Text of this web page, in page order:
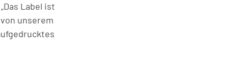
Label ist
unserem